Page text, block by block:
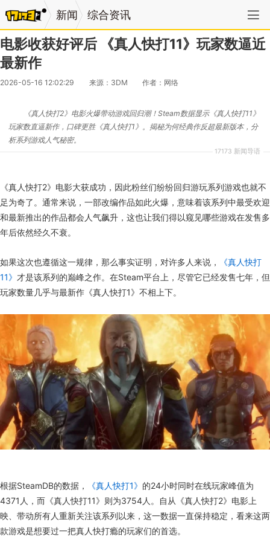
新闻 综合资讯
电影收获好评后 《真人快打11》玩家数逼近
最新作
2026-05-16 12:02:29 来源：3DM 作者：网络
17173 新闻导语
《真人快打2》电影火爆带动游戏回归潮！Steam数据显示《真人快打11》
玩家数直逼新作，口碑更胜《真人快打1》。揭秘为何经典作反超最新版本，分
析系列游戏人气秘密。
《真人快打2》电影大获成功，因此粉丝们纷纷回归游玩系列游戏也就不
足为奇了。通常来说，一部改编作品如此火爆，意味着该系列中最受欢迎
和最新推出的作品都会人气飙升，这也让我们得以窥见哪些游戏在发售多
年后依然经久不衰。
如果这次也遵循这一规律，那么事实证明，对许多人来说，
《真人快打
11》 才是该系列的巅峰之作。在Steam平台上，尽管它已经发售七年，但
玩家数量几乎与最新作《真人快打1》不相上下。
根据SteamDB的数据， 《真人快打1》 的24小时同时在线玩家峰值为
4371人，而《真人快打11》则为3754人。自从《真人快打2》电影上
映、带动所有人重新关注该系列以来，这一数据一直保持稳定，看来这两
款游戏是想要过一把真人快打瘾的玩家们的首选。